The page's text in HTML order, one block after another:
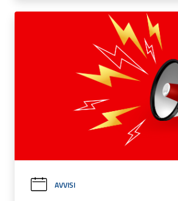
AVVISI